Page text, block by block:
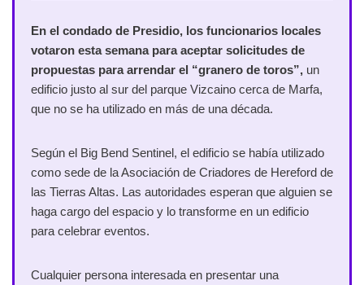
En el condado de Presidio, los funcionarios locales
votaron esta semana para aceptar solicitudes de
propuestas para arrendar el “granero de toros”, un
edificio justo al sur del parque Vizcaino cerca de Marfa,
que no se ha utilizado en más de una década.
Según el Big Bend Sentinel, el edificio se había utilizado
como sede de la Asociación de Criadores de Hereford de
las Tierras Altas. Las autoridades esperan que alguien se
haga cargo del espacio y lo transforme en un edificio
para celebrar eventos.
Cualquier persona interesada en presentar una